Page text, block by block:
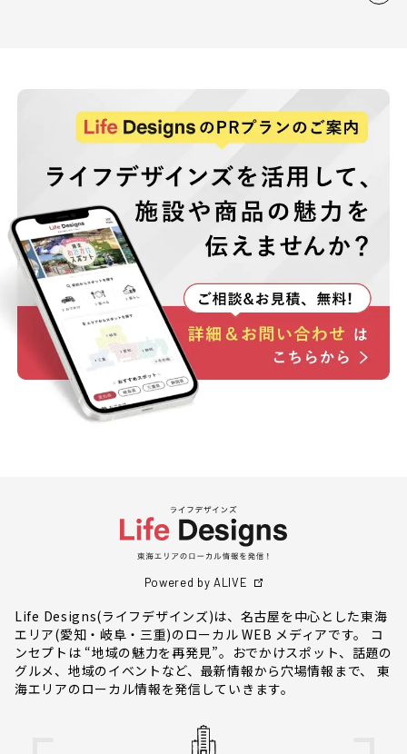
Powered by ALIVE
Life Designs(ライフデザインズ)は、名古屋を中心とした東海
エリア(愛知・岐阜・三重)のローカル WEB メディアです。 コ
ンセプトは “地域の魅力を再発見”。おでかけスポット、話題の
グルメ、地域のイベントなど、最新情報から穴場情報まで、 東
海エリアのローカル情報を発信していきます。